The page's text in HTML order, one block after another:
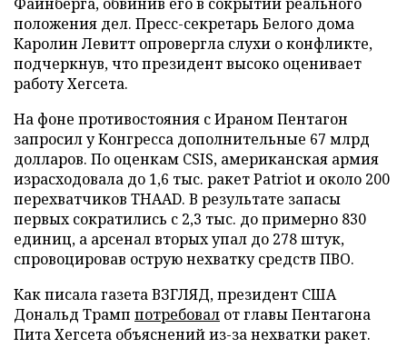
положения дел. Пресс-секретарь Белого дома
Каролин Левитт опровергла слухи о конфликте,
подчеркнув, что президент высоко оценивает
работу Хегсета.
На фоне противостояния с Ираном Пентагон
запросил у Конгресса дополнительные 67 млрд
долларов. По оценкам CSIS, американская армия
израсходовала до 1,6 тыс. ракет Patriot и около 200
перехватчиков THAAD. В результате запасы
первых сократились с 2,3 тыс. до примерно 830
единиц, а арсенал вторых упал до 278 штук,
спровоцировав острую нехватку средств ПВО.
Как писала газета ВЗГЛЯД, президент США
Дональд Трамп потребовал от главы Пентагона
Пита Хегсета объяснений из-за нехватки ракет.